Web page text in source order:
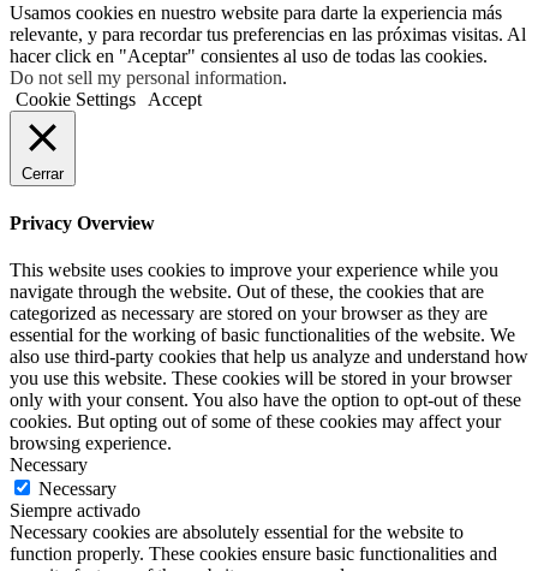
Usamos cookies en nuestro website para darte la experiencia más
relevante, y para recordar tus preferencias en las próximas visitas. Al
hacer click en "Aceptar" consientes al uso de todas las cookies.
Do not sell my personal information.
Cookie Settings Accept
Cerrar
Privacy Overview
This website uses cookies to improve your experience while you
navigate through the website. Out of these, the cookies that are
categorized as necessary are stored on your browser as they are
essential for the working of basic functionalities of the website. We
also use third-party cookies that help us analyze and understand how
you use this website. These cookies will be stored in your browser
only with your consent. You also have the option to opt-out of these
cookies. But opting out of some of these cookies may affect your
browsing experience.
Necessary
Necessary
Siempre activado
Necessary cookies are absolutely essential for the website to
function properly. These cookies ensure basic functionalities and